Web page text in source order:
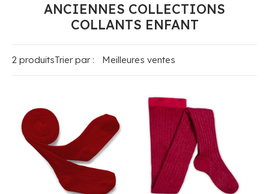
ANCIENNES COLLECTIONS
COLLANTS ENFANT
2 produitsTrier par :